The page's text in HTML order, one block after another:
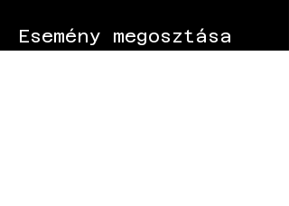
Esemény megosztása